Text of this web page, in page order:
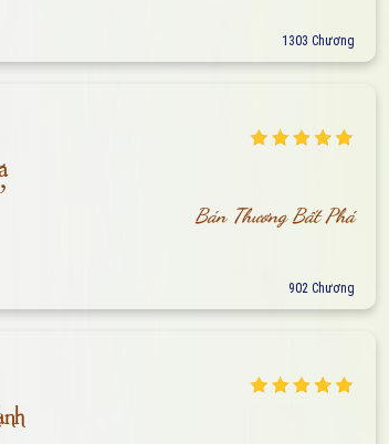
1303 Chương
Bán Thương Bất Phá
902 Chương